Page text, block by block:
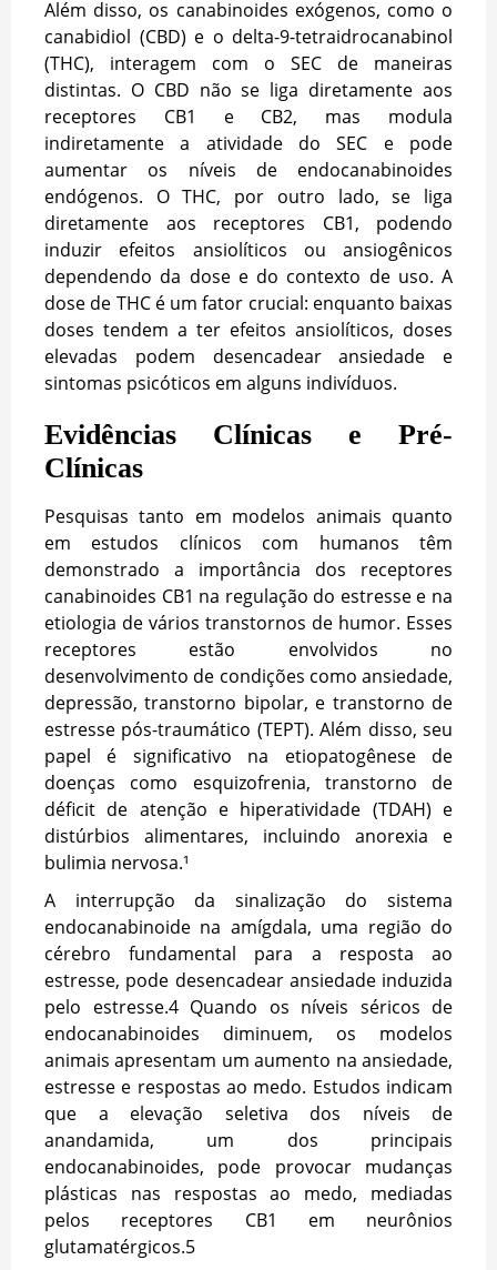
Além disso, os canabinoides exógenos, como o
canabidiol (CBD) e o delta-9-tetraidrocanabinol
(THC), interagem com o SEC de maneiras
distintas. O CBD não se liga diretamente aos
receptores CB1 e CB2, mas modula
indiretamente a atividade do SEC e pode
aumentar os níveis de endocanabinoides
endógenos. O THC, por outro lado, se liga
diretamente aos receptores CB1, podendo
induzir efeitos ansiolíticos ou ansiogênicos
dependendo da dose e do contexto de uso. A
dose de THC é um fator crucial: enquanto baixas
doses tendem a ter efeitos ansiolíticos, doses
elevadas podem desencadear ansiedade e
sintomas psicóticos em alguns indivíduos.
Evidências Clínicas e Pré-
Clínicas
Pesquisas tanto em modelos animais quanto
em estudos clínicos com humanos têm
demonstrado a importância dos receptores
canabinoides CB1 na regulação do estresse e na
etiologia de vários transtornos de humor. Esses
receptores estão envolvidos no
desenvolvimento de condições como ansiedade,
depressão, transtorno bipolar, e transtorno de
estresse pós-traumático (TEPT). Além disso, seu
papel é significativo na etiopatogênese de
doenças como esquizofrenia, transtorno de
déficit de atenção e hiperatividade (TDAH) e
distúrbios alimentares, incluindo anorexia e
bulimia nervosa.¹
A interrupção da sinalização do sistema
endocanabinoide na amígdala, uma região do
cérebro fundamental para a resposta ao
estresse, pode desencadear ansiedade induzida
pelo estresse.4Quando os níveis séricos de
endocanabinoides diminuem, os modelos
animais apresentam um aumento na ansiedade,
estresse e respostas ao medo. Estudos indicam
que a elevação seletiva dos níveis de
anandamida, um dos principais
endocanabinoides, pode provocar mudanças
plásticas nas respostas ao medo, mediadas
pelos receptores CB1 em neurônios
glutamatérgicos.5